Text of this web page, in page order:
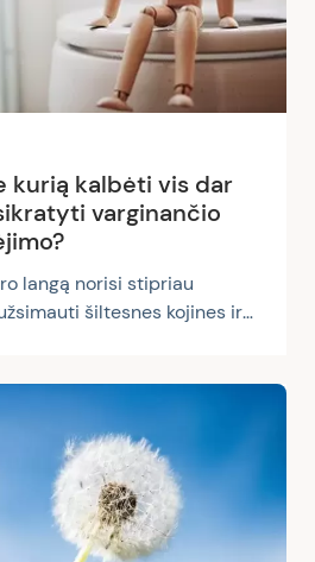
refliuksą. Laimei, suvaldyti jį
nėra taip sudėtinga. Be įvairių kitų...
kurią kalbėti vis dar
varginančio
langą norisi stipriau
šiltesnes kojines ir
nepastebimai
įvairių sveikuoliškų
sotesnį, sušildantį
atšalus orams dviratį ar
pasivaikščiojimus pakeičia